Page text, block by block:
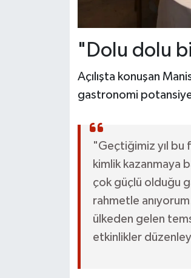
"Dolu dolu
Açılışta konuşan
gastronomi
"Geçtiğimiz yıl bu
kimlik kazanmaya
çok güçlü olduğu
rahmetle
ülkeden gelen
etkinlikler